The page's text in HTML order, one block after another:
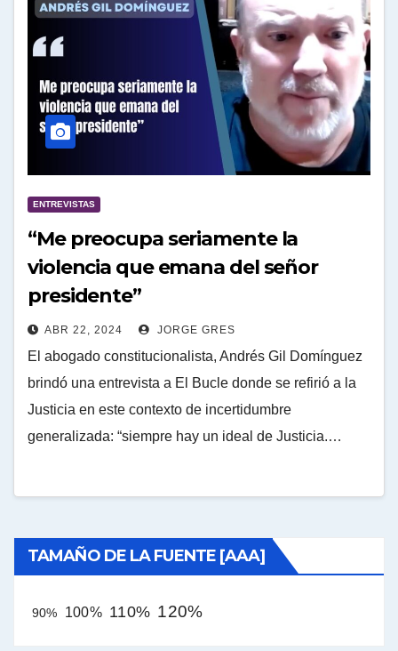
ENTREVISTAS
“Me preocupa seriamente la
violencia que emana del señor
presidente”
ABR 22, 2024 JORGE GRES
El abogado constitucionalista, Andrés Gil Domínguez
brindó una entrevista a El Bucle donde se refirió a la
Justicia en este contexto de incertidumbre
generalizada: “siempre hay un ideal de Justicia.…
TAMAÑO DE LA FUENTE [AAA]
90% 100% 110% 120%